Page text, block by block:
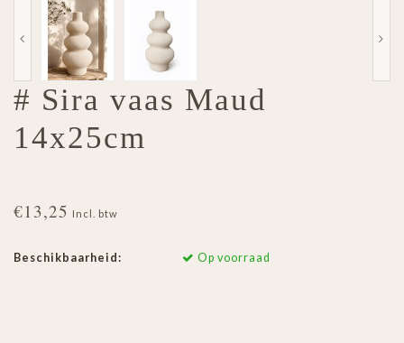
# Sira vaas Maud
14x25cm
€13,25 Incl. btw
Beschikbaarheid: Op voorraad